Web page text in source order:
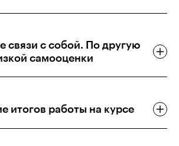
связи с собой. По другую
самооценки
итогов работы на курсе